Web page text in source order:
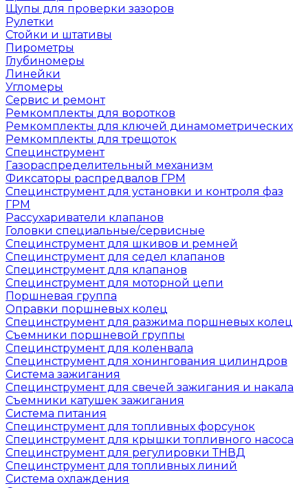
Щупы для проверки зазоров
Рулетки
Стойки и штативы
Пирометры
Глубиномеры
Линейки
Угломеры
Сервис и ремонт
Ремкомплекты для воротков
Ремкомплекты для ключей динамометрических
Ремкомплекты для трещоток
Специнструмент
Газораспределительный механизм
Фиксаторы распредвалов ГРМ
Специнструмент для установки и контроля фаз
ГРМ
Рассухариватели клапанов
Головки специальные/сервисные
Специнструмент для шкивов и ремней
Специнструмент для седел клапанов
Специнструмент для клапанов
Специнструмент для моторной цепи
Поршневая группа
Оправки поршневых колец
Специнструмент для разжима поршневых колец
Съемники поршневой группы
Специнструмент для коленвала
Специнструмент для хонингования цилиндров
Система зажигания
Специнструмент для свечей зажигания и накала
Съемники катушек зажигания
Система питания
Специнструмент для топливных форсунок
Специнструмент для крышки топливного насоса
Специнструмент для регулировки ТНВД
Специнструмент для топливных линий
Система охлаждения